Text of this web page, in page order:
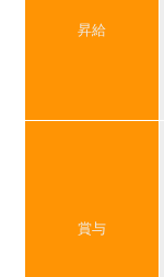
昇給
賞与